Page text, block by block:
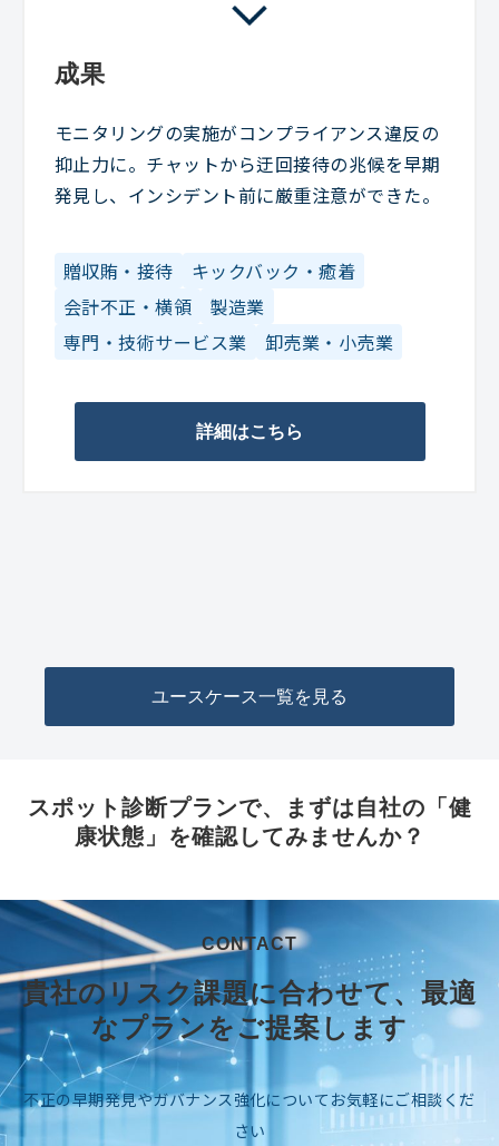
成果
モニタリングの実施がコンプライアンス違反の
抑止力に。チャットから迂回接待の兆候を早期
発見し、インシデント前に厳重注意ができた。
贈収賄・接待
キックバック・癒着
会計不正・横領
製造業
専門・技術サービス業
卸売業・小売業
詳細はこちら
ユースケース一覧を見る
スポット診断プランで、まずは自社の「健
康状態」を確認してみませんか？
CONTACT
貴社のリスク課題に合わせて、最適
なプランをご提案します
不正の早期発見やガバナンス強化についてお気軽にご相談くだ
さい